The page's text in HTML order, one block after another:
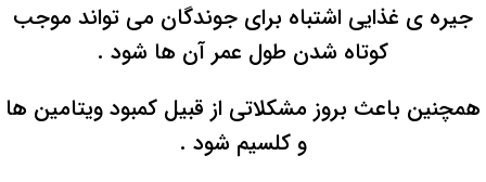
جیره ی غذایی اشتباه برای جوندگان می تواند موجب
کوتاه شدن طول عمر آن ها شود .
همچنین باعث بروز مشکلاتی از قبیل کمبود ویتامین ها
و کلسیم شود .